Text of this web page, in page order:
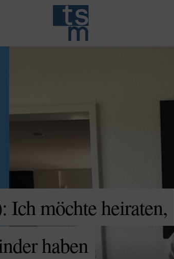
Ich möchte heiraten,
haben